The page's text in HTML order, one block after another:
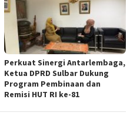
Perkuat Sinergi Antarlembaga,
Ketua DPRD Sulbar Dukung
Program Pembinaan dan
Remisi HUT RI ke-81